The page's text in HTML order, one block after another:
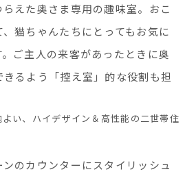
えた奥さま専用の趣味室。おこ
猫ちゃんたちにとってもお気に
ご主人の来客があったときに奥
るよう「控え室」的な役割も担
のカウンターにスタイリッシュ